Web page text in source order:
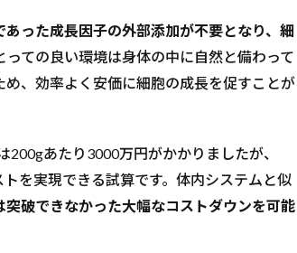
あった成長因子の外部添加が不要となり、細
っての良い環境は身体の中に自然と備わって
、効率よく安価に細胞の成長を促すことが
あたり3000万円がかかりましたが、
を実現できる試算です。体内システムと似
突破できなかった大幅なコストダウンを可能